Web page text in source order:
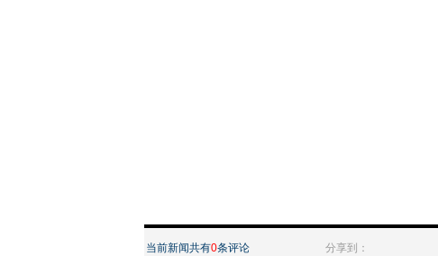
当前新闻共有0条评论 分享到：